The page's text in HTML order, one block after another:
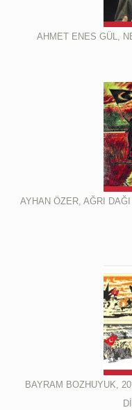
AHMET ENES GÜL,
AYHAN ÖZER, AĞRI
BAYRAM BOZHUYUK,